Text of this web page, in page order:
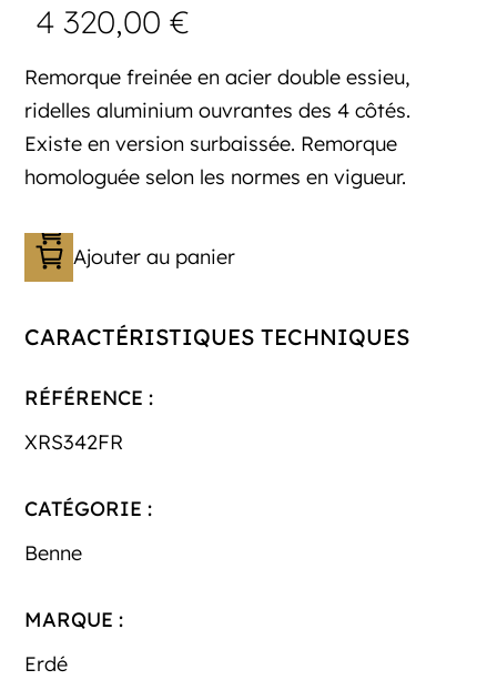
4 320,00€
Remorque freinée en acier double essieu,
ridelles aluminium ouvrantes des 4 côtés.
Existe en version surbaissée. Remorque
homologuée selon les normes en vigueur.
Ajouter au panier
CARACTÉRISTIQUES TECHNIQUES
RÉFÉRENCE :
XRS342FR
CATÉGORIE :
Benne
MARQUE :
Erdé